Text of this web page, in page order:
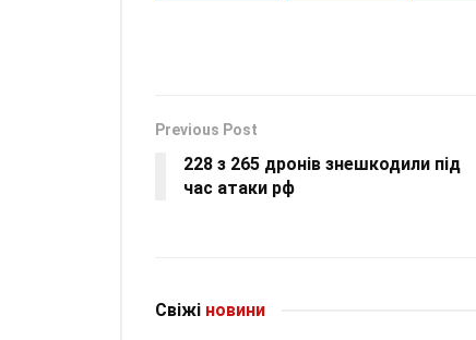
Previous Post
228 з 265 дронів знешкодили під
час атаки рф
Свіжі новини